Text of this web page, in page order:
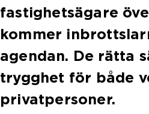
fastighetsägare
kommer
agendan. De rätta
trygghet för både
privatpersoner.